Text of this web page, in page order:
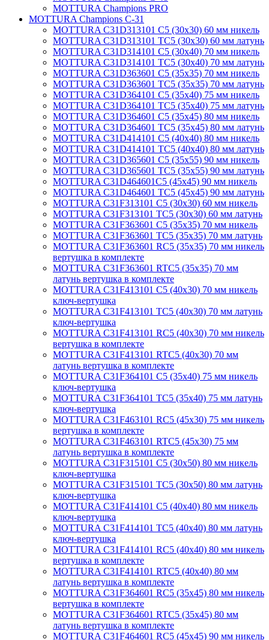
MOTTURA Champions PRO
MOTTURA Champions C-31
MOTTURA C31D313101 C5 (30х30) 60 мм никель
MOTTURA C31D313101 TC5 (30х30) 60 мм латунь
MOTTURA C31D314101 C5 (30х40) 70 мм никель
MOTTURA C31D314101 TC5 (30х40) 70 мм латунь
MOTTURA C31D363601 C5 (35х35) 70 мм никель
MOTTURA C31D363601 TC5 (35х35) 70 мм латунь
MOTTURA C31D364101 C5 (35х40) 75 мм никель
MOTTURA C31D364101 TC5 (35х40) 75 мм латунь
MOTTURA C31D364601 C5 (35х45) 80 мм никель
MOTTURA C31D364601 TC5 (35х45) 80 мм латунь
MOTTURA C31D414101 C5 (40х40) 80 мм никель
MOTTURA C31D414101 TC5 (40х40) 80 мм латунь
MOTTURA C31D365601 C5 (35х55) 90 мм никель
MOTTURA C31D365601 TC5 (35х55) 90 мм латунь
MOTTURA C31D464601C5 (45х45) 90 мм никель
MOTTURA C31D464601 TC5 (45х45) 90 мм латунь
MOTTURA C31F313101 C5 (30х30) 60 мм никель
MOTTURA C31F313101 TC5 (30х30) 60 мм латунь
MOTTURA C31F363601 C5 (35х35) 70 мм никель
MOTTURA C31F363601 TC5 (35х35) 70 мм латунь
MOTTURA C31F363601 RC5 (35х35) 70 мм никель
вертушка в комплекте
MOTTURA C31F363601 RTC5 (35х35) 70 мм
латунь вертушка в комплекте
MOTTURA C31F413101 C5 (40х30) 70 мм никель
ключ-вертушка
MOTTURA C31F413101 TC5 (40х30) 70 мм латунь
ключ-вертушка
MOTTURA C31F413101 RC5 (40х30) 70 мм никель
вертушка в комплекте
MOTTURA C31F413101 RTC5 (40х30) 70 мм
латунь вертушка в комплекте
MOTTURA C31F364101 C5 (35х40) 75 мм никель
ключ-вертушка
MOTTURA C31F364101 TC5 (35х40) 75 мм латунь
ключ-вертушка
MOTTURA C31F463101 RC5 (45х30) 75 мм никель
вертушка в комплекте
MOTTURA C31F463101 RTC5 (45х30) 75 мм
латунь вертушка в комплекте
MOTTURA C31F315101 C5 (30х50) 80 мм никель
ключ-вертушка
MOTTURA C31F315101 TC5 (30х50) 80 мм латунь
ключ-вертушка
MOTTURA C31F414101 C5 (40х40) 80 мм никель
ключ-вертушка
MOTTURA C31F414101 TC5 (40х40) 80 мм латунь
ключ-вертушка
MOTTURA C31F414101 RC5 (40х40) 80 мм никель
вертушка в комплекте
MOTTURA C31F414101 RTC5 (40х40) 80 мм
латунь вертушка в комплекте
MOTTURA C31F364601 RC5 (35х45) 80 мм никель
вертушка в комплекте
MOTTURA C31F364601 RTC5 (35х45) 80 мм
латунь вертушка в комплекте
MOTTURA C31F464601 RC5 (45х45) 90 мм никель